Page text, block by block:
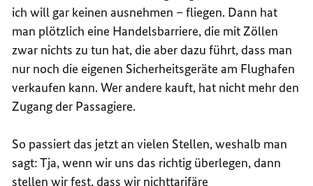
ich will gar keinen ausnehmen – fliegen. Dann hat
man plötzlich eine Handelsbarriere, die mit Zöllen
zwar nichts zu tun hat, die aber dazu führt, dass man
nur noch die eigenen Sicherheitsgeräte am Flughafen
verkaufen kann. Wer andere kauft, hat nicht mehr den
Zugang der Passagiere.
So passiert das jetzt an vielen Stellen, weshalb man
sagt: Tja, wenn wir uns das richtig überlegen, dann
stellen wir fest, dass wir nichttarifäre